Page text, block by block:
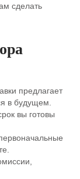
сделать
предлагает
в будущем.
вы готовы